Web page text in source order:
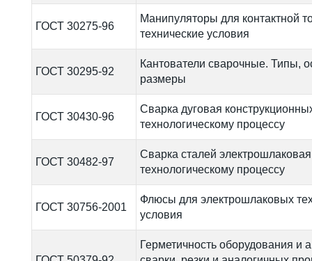
ГОСТ 30275-96
Манипуляторы для контактной
технические условия
ГОСТ 30295-92
Кантователи сварочные. Типы,
размеры
ГОСТ 30430-96
Сварка дуговая
технологическому процессу
ГОСТ 30482-97
Сварка сталей
технологическому процессу
ГОСТ 30756-2001
Флюсы для электрошлаковых
условия
Герметичность оборудования и